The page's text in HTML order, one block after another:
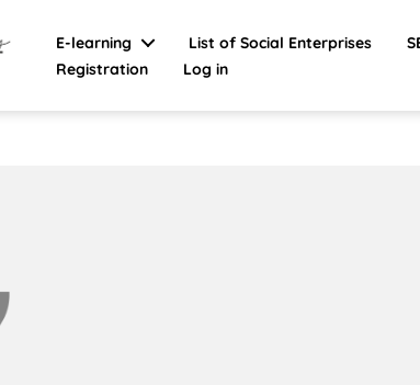
E-learning List of Social Enterprises
Registration
Log in